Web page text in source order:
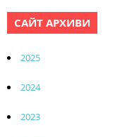
САЙТ АРХИВИ
2025
2024
2023